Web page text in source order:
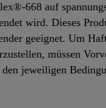
668 auf
wird. Dieses
geeignet. Um
müssen
den jeweiligen